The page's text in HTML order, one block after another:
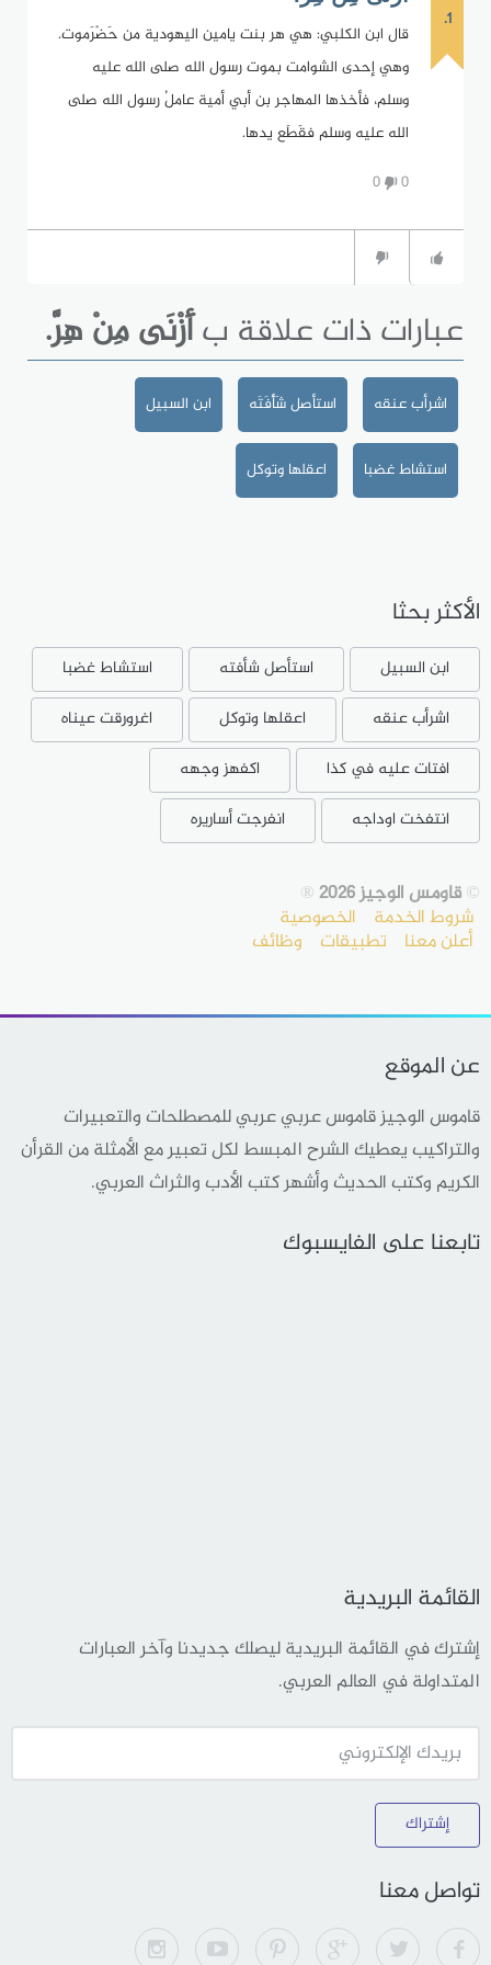
1.
قال ابن الكلبي: هي هر بنت يامين اليهودية من حَضْرَموت.
وهي إحدى الشوامت بموت رسول الله صلى الله عليه
وسلم، فأخذها المهاجر بن أبي أمية عاملُ رسول الله صلى
الله عليه وسلم فقَطَع يدها.
0
0
عبارات ذات علاقة بأَزْنَى مِنْ هِرَّ.
اشرأب عنقه استأصل شَأْفَتَه ابن السبيل
استشاط غضبا اعقلها وتوكل
الأكثر بحثا
ابن السبيل استأصل شأفته
استشاط غضبا
اشرأب عنقه
اعقلها وتوكل
اغرورقت عيناه
افتات عليه في كذا
اكفهز وجهه
انتفخت اوداجه
انفرجت أساريره
©قاومس الوجيز 2026 ®
شروط الخدمة الخصوصية
أعلن معنا تطبيقات وظائف
عن الموقع
قاموس الوجيز قاموس عربي عربي للمصطلحات والتعبيرات
والتراكيب يعطيك الشرح المبسط لكل تعبير مع الأمثلة من القرأن
الكريم وكتب الحديث وأشهر كتب الأدب والثراث العربي.
تابعنا على الفايسبوك
القائمة البريدية
إشترك في القائمة البريدية ليصلك جديدنا وآخر العبارات
المتداولة في العالم العربي.
إشتراك
تواصل معنا